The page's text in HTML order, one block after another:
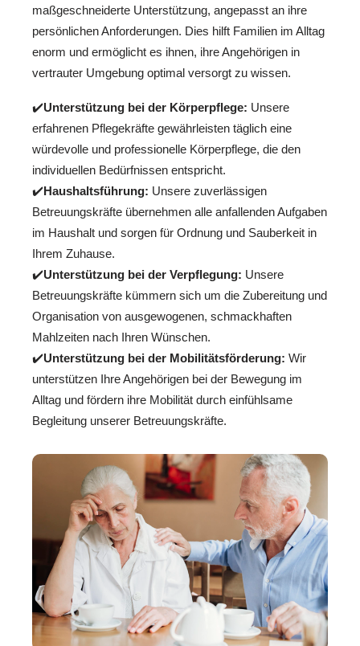
maßgeschneiderte Unterstützung, angepasst an ihre
persönlichen Anforderungen. Dies hilft Familien im Alltag
enorm und ermöglicht es ihnen, ihre Angehörigen in
vertrauter Umgebung optimal versorgt zu wissen.
✔️Unterstützung bei der Körperpflege: Unsere
erfahrenen Pflegekräfte gewährleisten täglich eine
würdevolle und professionelle Körperpflege, die den
individuellen Bedürfnissen entspricht.
✔️Haushaltsführung: Unsere zuverlässigen
Betreuungskräfte übernehmen alle anfallenden Aufgaben
im Haushalt und sorgen für Ordnung und Sauberkeit in
Ihrem Zuhause.
✔️Unterstützung bei der Verpflegung: Unsere
Betreuungskräfte kümmern sich um die Zubereitung und
Organisation von ausgewogenen, schmackhaften
Mahlzeiten nach Ihren Wünschen.
✔️Unterstützung bei der Mobilitätsförderung: Wir
unterstützen Ihre Angehörigen bei der Bewegung im
Alltag und fördern ihre Mobilität durch einfühlsame
Begleitung unserer Betreuungskräfte.